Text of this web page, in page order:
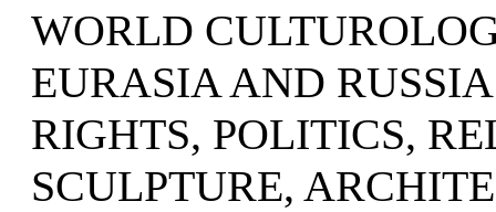
WORLD
EURASIA AND
RIGHTS, POLITICS,
SCULPTURE,